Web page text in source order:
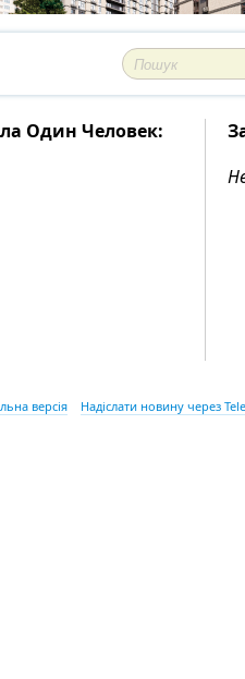
Один Человек:
версія Надіслати новину через